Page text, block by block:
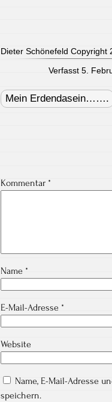
Dieter Schönefeld Copyright
Verfasst 5.
navigation
Mein Erdendasein…….
Kommentar *
Name *
E-Mail-Adresse *
Website
Name, E-Mail-Adresse
speichern.